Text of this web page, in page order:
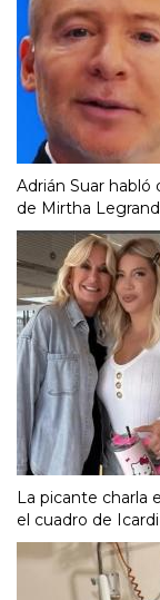
Adrián Suar habló
de Mirtha
La picante charla
el cuadro de